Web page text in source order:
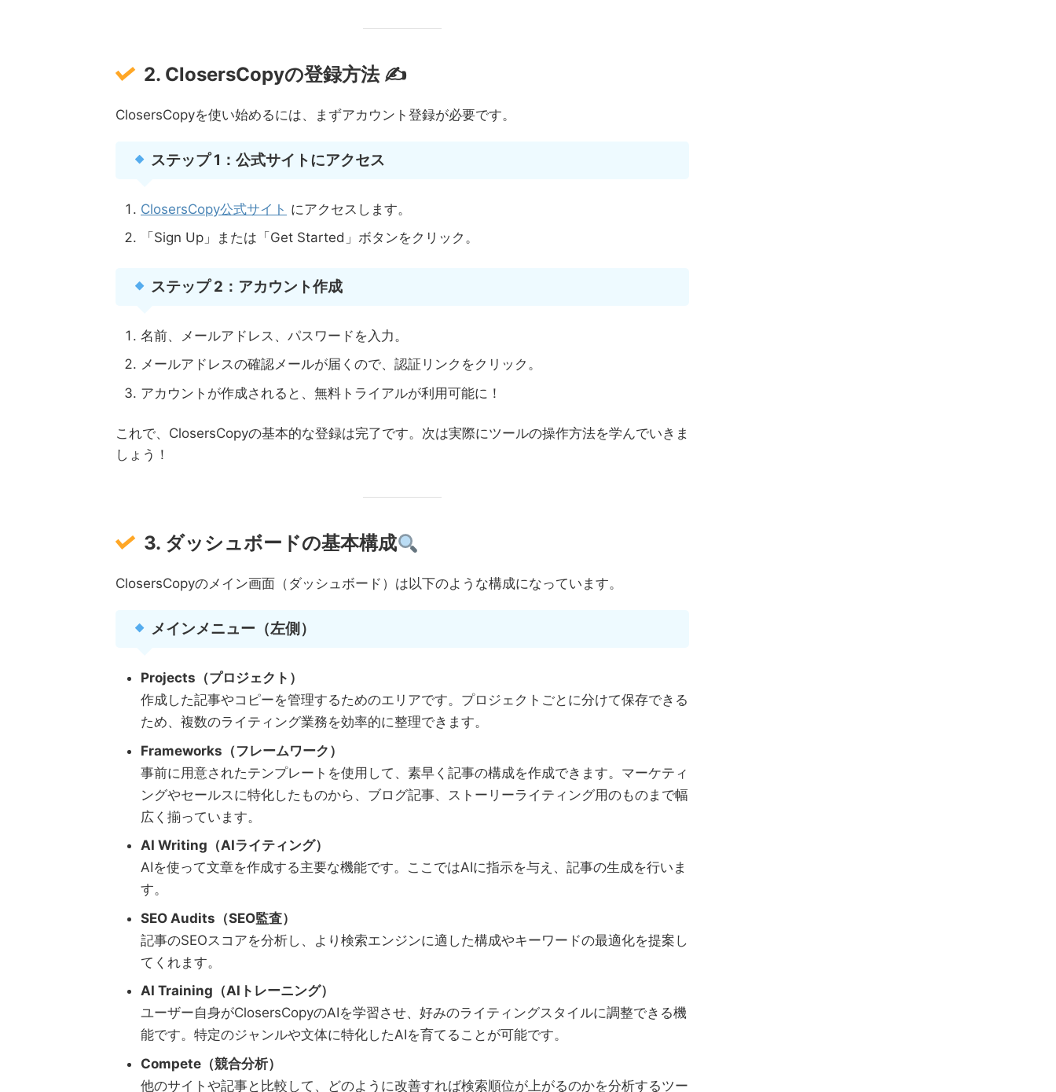
2. ClosersCopyの登録方法 ✍️
ClosersCopyを使い始めるには、まずアカウント登録が必要です。
ステップ 1：公式サイトにアクセス
ClosersCopy公式サイト にアクセスします。
「Sign Up」または「Get Started」ボタンをクリック。
ステップ 2：アカウント作成
名前、メールアドレス、パスワードを入力。
メールアドレスの確認メールが届くので、認証リンクをクリック。
アカウントが作成されると、無料トライアルが利用可能に！
これで、ClosersCopyの基本的な登録は完了です。次は実際にツールの操作方法を学んでいきま
しょう！
3. ダッシュボードの基本構成
ClosersCopyのメイン画面（ダッシュボード）は以下のような構成になっています。
メインメニュー（左側）
Projects（プロジェクト）
作成した記事やコピーを管理するためのエリアです。プロジェクトごとに分けて保存できる
ため、複数のライティング業務を効率的に整理できます。
Frameworks（フレームワーク）
事前に用意されたテンプレートを使用して、素早く記事の構成を作成できます。マーケティ
ングやセールスに特化したものから、ブログ記事、ストーリーライティング用のものまで幅
広く揃っています。
AI Writing（AIライティング）
AIを使って文章を作成する主要な機能です。ここではAIに指示を与え、記事の生成を行いま
す。
SEO Audits（SEO監査）
記事のSEOスコアを分析し、より検索エンジンに適した構成やキーワードの最適化を提案し
てくれます。
AI Training（AIトレーニング）
ユーザー自身がClosersCopyのAIを学習させ、好みのライティングスタイルに調整できる機
能です。特定のジャンルや文体に特化したAIを育てることが可能です。
Compete（競合分析）
他のサイトや記事と比較して、どのように改善すれば検索順位が上がるのかを分析するツー